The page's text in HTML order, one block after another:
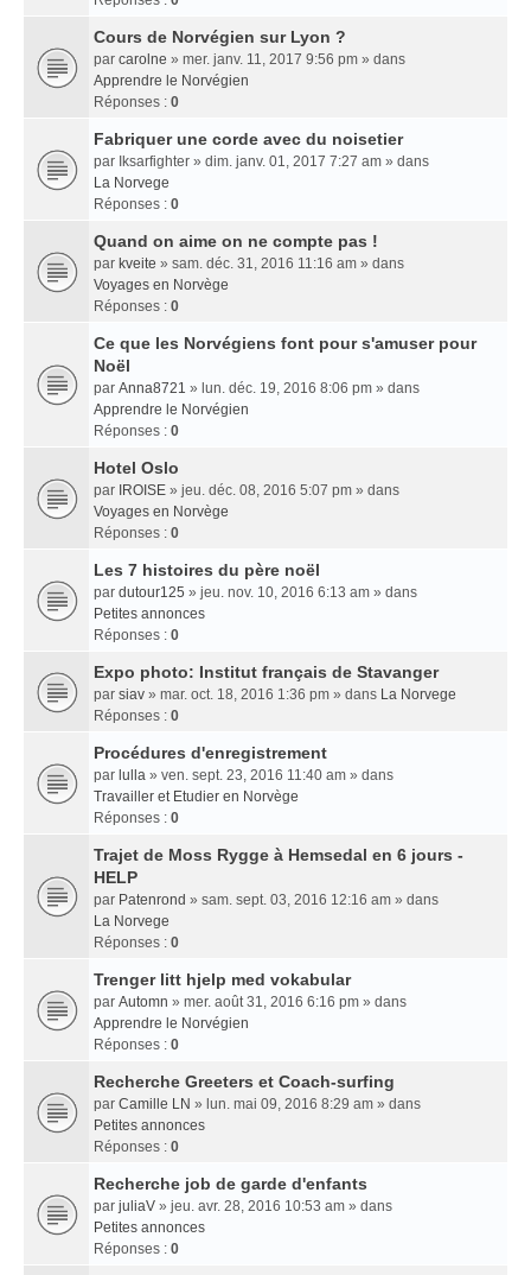
Cours de Norvégien sur Lyon ?
par carolne » mer. janv. 11, 2017 9:56 pm » dans
Apprendre le Norvégien
Réponses : 0
Fabriquer une corde avec du noisetier
par Iksarfighter » dim. janv. 01, 2017 7:27 am » dans
La Norvege
Réponses : 0
Quand on aime on ne compte pas !
par kveite » sam. déc. 31, 2016 11:16 am » dans
Voyages en Norvège
Réponses : 0
Ce que les Norvégiens font pour s'amuser pour
Noël
par Anna8721 » lun. déc. 19, 2016 8:06 pm » dans
Apprendre le Norvégien
Réponses : 0
Hotel Oslo
par IROISE » jeu. déc. 08, 2016 5:07 pm » dans
Voyages en Norvège
Réponses : 0
Les 7 histoires du père noël
par dutour125 » jeu. nov. 10, 2016 6:13 am » dans
Petites annonces
Réponses : 0
Expo photo: Institut français de Stavanger
par siav » mar. oct. 18, 2016 1:36 pm » dans La Norvege
Réponses : 0
Procédures d'enregistrement
par lulla » ven. sept. 23, 2016 11:40 am » dans
Travailler et Etudier en Norvège
Réponses : 0
Trajet de Moss Rygge à Hemsedal en 6 jours -
HELP
par Patenrond » sam. sept. 03, 2016 12:16 am » dans
La Norvege
Réponses : 0
Trenger litt hjelp med vokabular
par Automn » mer. août 31, 2016 6:16 pm » dans
Apprendre le Norvégien
Réponses : 0
Recherche Greeters et Coach-surfing
par Camille LN » lun. mai 09, 2016 8:29 am » dans
Petites annonces
Réponses : 0
Recherche job de garde d'enfants
par juliaV » jeu. avr. 28, 2016 10:53 am » dans
Petites annonces
Réponses : 0